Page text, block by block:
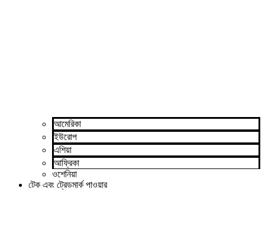
আমেরিকা
ইউরোপ
এশিয়া
আফ্রিকা
ওশেনিয়া
টেক এবং ট্রেডমার্ক পাওয়ার